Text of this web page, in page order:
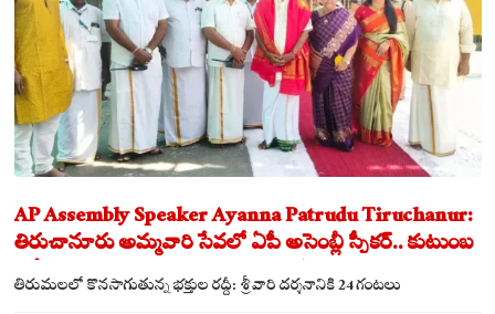
AP Assembly Speaker Ayanna Patrudu Tiruchanur:
తిరుచానూరు అమ్మవారి సేవలో ఏపీ అసెంబ్లీ స్పీకర్.. కుటుంబ
సమేతంగా దర్శించుకున్న అయ్యన్నపాత్రుడు!
తిరుమలలో కొనసాగుతున్న భక్తుల రద్దీ: శ్రీవారి దర్శనానికి 24 గంటలు